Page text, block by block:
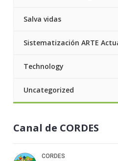
Salva vidas
Sistematización ARTE
Technology
Uncategorized
Canal de CORDES